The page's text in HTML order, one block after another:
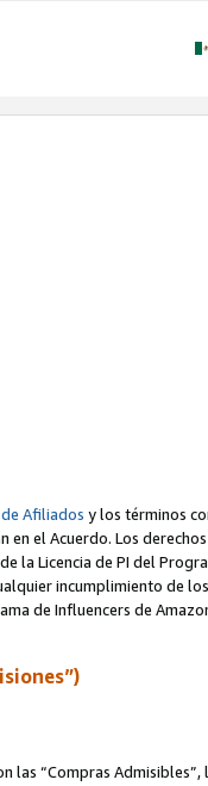
Afiliados y los términos
en el Acuerdo. Los
la Licencia de PI del
incumplimiento de los
de Influencers de
las “Compras Admisibles”,